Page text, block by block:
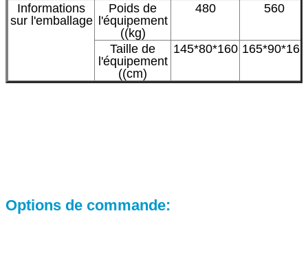
Informations
sur l'emballage
Poids de
l'équipement
((kg)
480 560
Taille de
l'équipement
((cm)
145*80*160 165*90*165
Options de commande: